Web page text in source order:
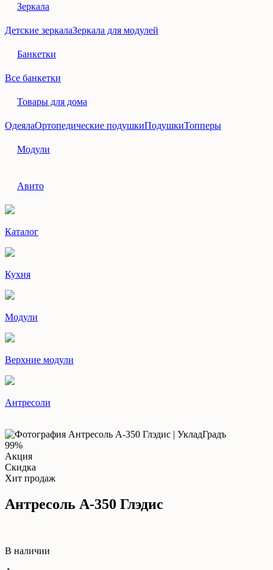
Зеркала
Детские зеркалаЗеркала для модулей
Банкетки
Все банкетки
Товары для дома
ОдеялаОртопедические подушкиПодушкиТопперы
Модули
Авито
Каталог
Кухня
Модули
Верхние модули
Антресоли
99%
Акция
Скидка
Хит продаж
Антресоль А-350 Глэдис
В наличии